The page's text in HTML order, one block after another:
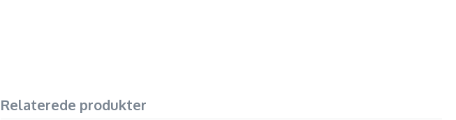
Relaterede produkter